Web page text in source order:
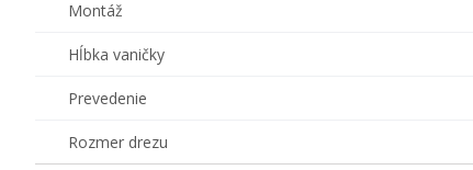
Montáž
Hĺbka vaničky
Prevedenie
Rozmer drezu